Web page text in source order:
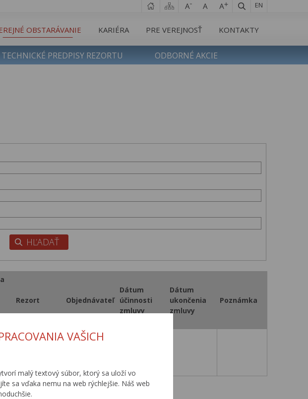
VAŠICH
malý textový súbor, ktorý sa uloží vo
sa vďaka nemu na web rýchlejšie. Náš web
EN
OBSTARÁVANIE KARIÉRA PRE VEREJNOSŤ KONTAKTY
TECHNICKÉ PREDPISY REZORTU ODBORNÉ AKCIE
Rezort Objednávateľ
Dátum
účinnosti
zmluvy
Dátum
ukončenia
zmluvy
Poznámka
3 4 5